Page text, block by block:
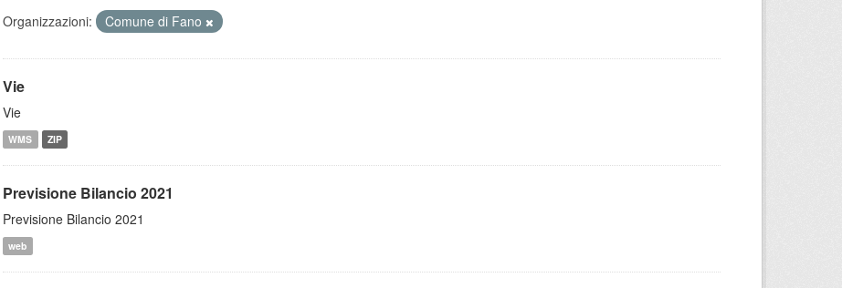
Organizzazioni: Comune di Fano
Vie
Vie
WMS ZIP
Previsione Bilancio 2021
Previsione Bilancio 2021
web